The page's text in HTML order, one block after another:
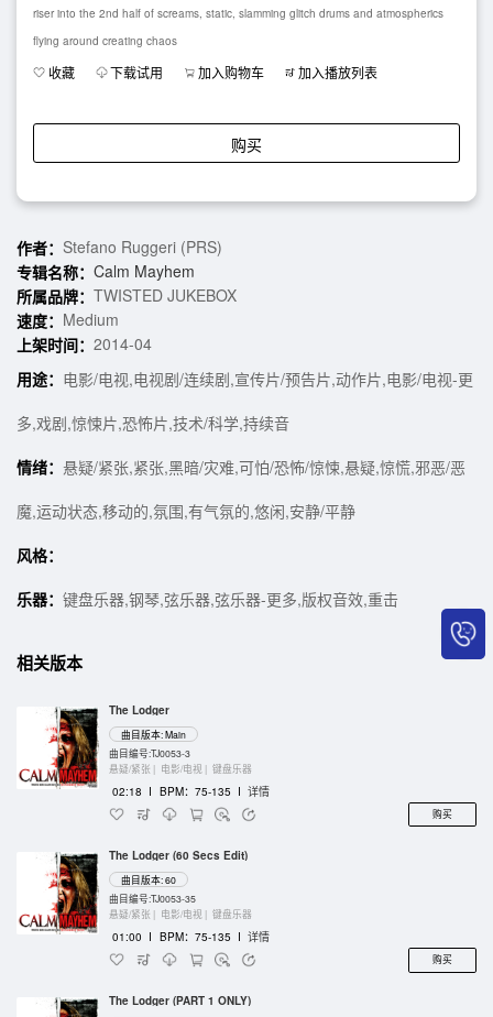
riser into the 2nd half of screams, static, slamming glitch drums and atmospherics
flying around creating chaos
收藏 下载试用 加入购物车 加入播放列表
购买
作者： Stefano Ruggeri (PRS)
专辑名称： Calm Mayhem
所属品牌： TWISTED JUKEBOX
速度： Medium
上架时间： 2014-04
用途： 电影/电视,电视剧/连续剧,宣传片/预告片,动作片,电影/电视-更
多,戏剧,惊悚片,恐怖片,技术/科学,持续音
情绪： 悬疑/紧张,紧张,黑暗/灾难,可怕/恐怖/惊悚,悬疑,惊慌,邪恶/恶
魔,运动状态,移动的,氛围,有气氛的,悠闲,安静/平静
风格：
乐器： 键盘乐器,钢琴,弦乐器,弦乐器-更多,版权音效,重击
相关版本
The Lodger
曲目版本: Main
曲目编号:TJ0053-3
悬疑/紧张 | 电影/电视 | 键盘乐器
02:18 I BPM：75-135 I 详情
购买
The Lodger (60 Secs Edit)
曲目版本: 60
曲目编号:TJ0053-35
悬疑/紧张 | 电影/电视 | 键盘乐器
01:00 I BPM：75-135 I 详情
购买
The Lodger (PART 1 ONLY)